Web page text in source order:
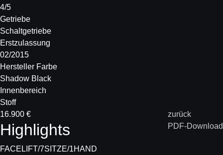
4/5
Getriebe
Schaltgetriebe
Erstzulassung
02/2015
Hersteller Farbe
Shadow Black
Innenbereich
Stoff
16.900 €
zurück
PDF-Download
Highlights
FACELIFT/7SITZE/1HAND